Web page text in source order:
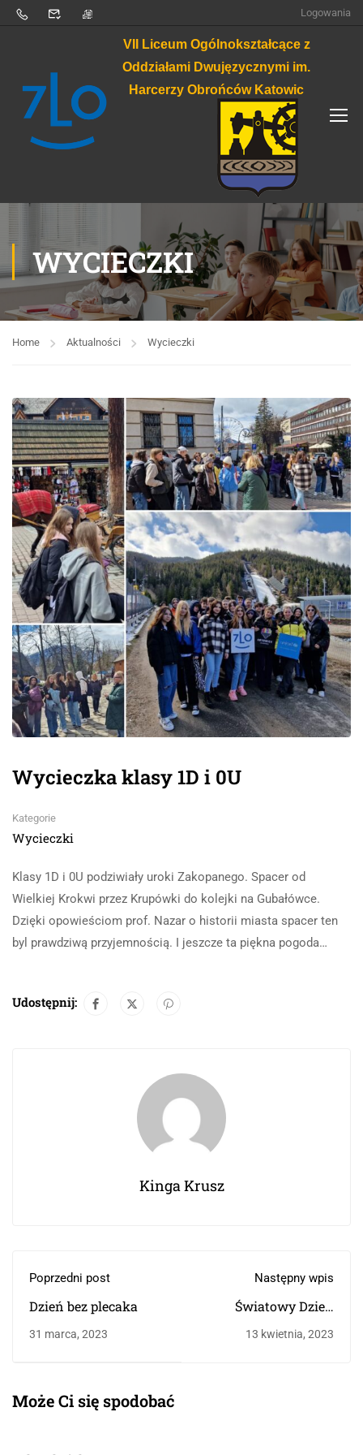
Logowania
VII Liceum Ogólnokształcące z
Oddziałami Dwujęzycznymi im.
Harcerzy Obrońców Katowic
WYCIECZKI
Home Aktualności Wycieczki
Wycieczka klasy 1D i 0U
Kategorie
Wycieczki
Klasy 1D i 0U podziwiały uroki Zakopanego. Spacer od
Wielkiej Krokwi przez Krupówki do kolejki na Gubałówce.
Dzięki opowieściom prof. Nazar o historii miasta spacer ten
byl prawdziwą przyjemnością. I jeszcze ta piękna pogoda…
Udostępnij:
Kinga Krusz
Poprzedni post
Dzień bez plecaka
31 marca, 2023
Następny wpis
Światowy Dzień
13 kwietnia, 2023
Może Ci się spodobać